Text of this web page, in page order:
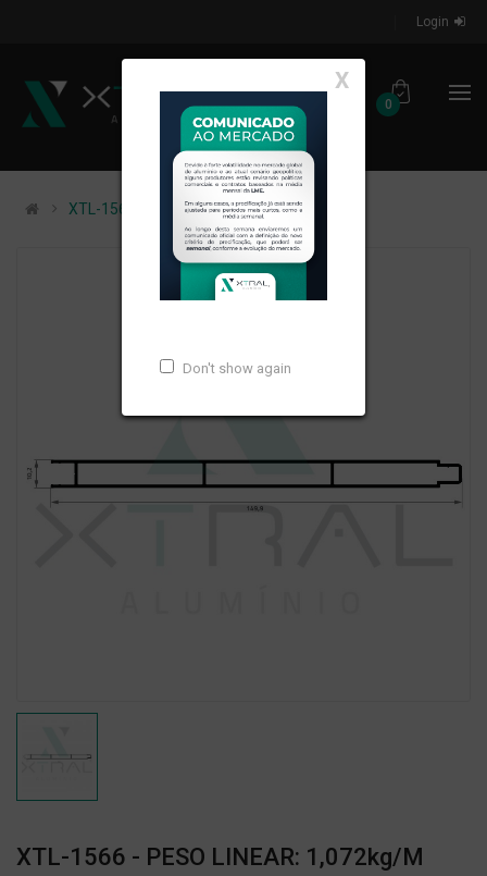
Login
0
X
Don't show again
XTL-1566 - PESO LINEAR: 1,072kg/m
XTL-1566 - PESO LINEAR: 1,072kg/m